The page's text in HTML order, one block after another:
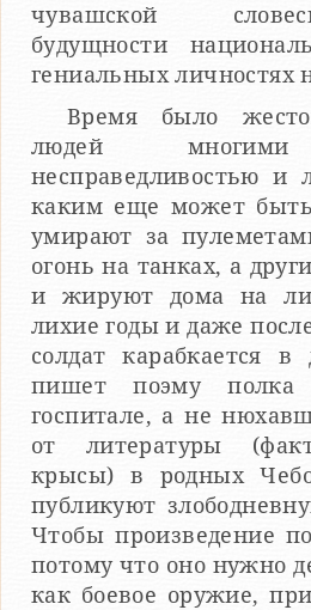
чувашской
будущности
гениальных личностях
Время было
людей многими
несправедливостью и
каким еще может
умирают за
огонь на танках, а другие немногие
и жируют дома на
лихие годы и даже
солдат карабкается
пишет поэму полка в
госпитале, а не
от литературы
крысы) в родных
публикуют
Чтобы произведение
потому что оно нужно
как боевое оружие,